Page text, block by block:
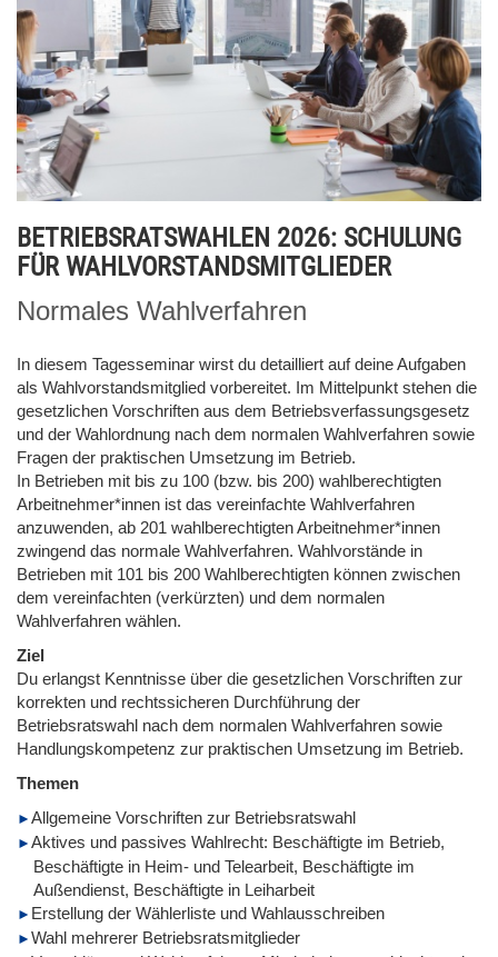
BETRIEBSRATSWAHLEN 2026: SCHULUNG
FÜR WAHLVORSTANDSMITGLIEDER
Normales Wahlverfahren
In diesem Tagesseminar wirst du detailliert auf deine Aufgaben
als Wahlvorstandsmitglied vorbereitet. Im Mittelpunkt stehen die
gesetzlichen Vorschriften aus dem Betriebsverfassungsgesetz
und der Wahlordnung nach dem normalen Wahlverfahren sowie
Fragen der praktischen Umsetzung im Betrieb.
In Betrieben mit bis zu 100 (bzw. bis 200) wahlberechtigten
Arbeitnehmer*innen ist das vereinfachte Wahlverfahren
anzuwenden, ab 201 wahlberechtigten Arbeitnehmer*innen
zwingend das normale Wahlverfahren. Wahlvorstände in
Betrieben mit 101 bis 200 Wahlberechtigten können zwischen
dem vereinfachten (verkürzten) und dem normalen
Wahlverfahren wählen.
Ziel
Du erlangst Kenntnisse über die gesetzlichen Vorschriften zur
korrekten und rechtssicheren Durchführung der
Betriebsratswahl nach dem normalen Wahlverfahren sowie
Handlungskompetenz zur praktischen Umsetzung im Betrieb.
Themen
Allgemeine Vorschriften zur Betriebsratswahl
Aktives und passives Wahlrecht: Beschäftigte im Betrieb,
Beschäftigte in Heim- und Telearbeit, Beschäftigte im
Außendienst, Beschäftigte in Leiharbeit
Erstellung der Wählerliste und Wahlausschreiben
Wahl mehrerer Betriebsratsmitglieder